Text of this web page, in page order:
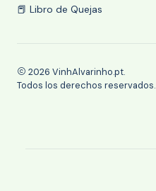
📕 Libro de Quejas
2026 VinhAlvarinho.pt.
Todos los derechos reservados.